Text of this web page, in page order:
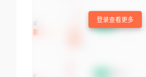
登录查看更多